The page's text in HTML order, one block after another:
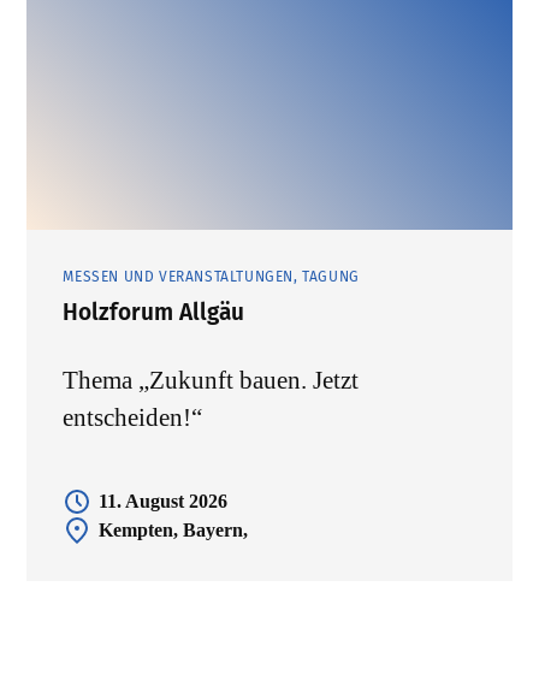
MESSEN UND VERANSTALTUNGEN, TAGUNG
Holzforum Allgäu
Thema „Zukunft bauen. Jetzt
entscheiden!“
11. August 2026
Kempten, Bayern,